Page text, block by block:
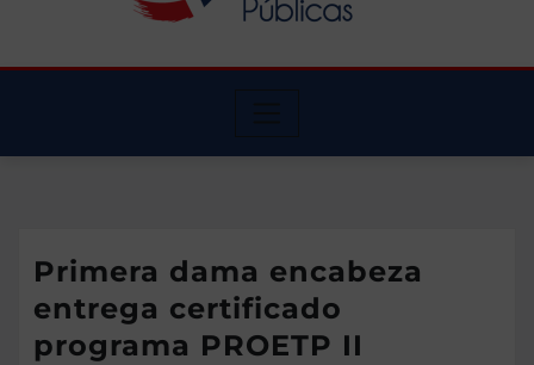
Primera dama encabeza
entrega certificado
programa PROETP II